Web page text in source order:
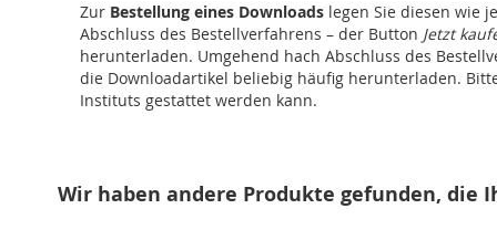
Zur Bestellung eines Downloads legen Sie diesen wie
Abschluss des Bestellverfahrens – der Button Jetzt
herunterladen. Umgehend hach Abschluss des
die Downloadartikel beliebig häufig herunterladen.
Instituts gestattet werden kann.
Wir haben andere Produkte gefunden, die